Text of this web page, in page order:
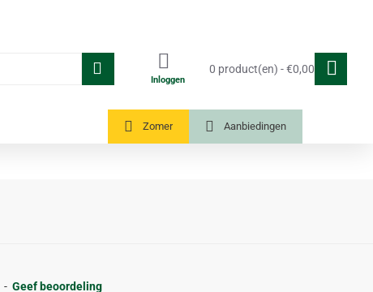
Inloggen
0 product(en) - €0,00
Zomer Aanbiedingen
- Geef beoordeling